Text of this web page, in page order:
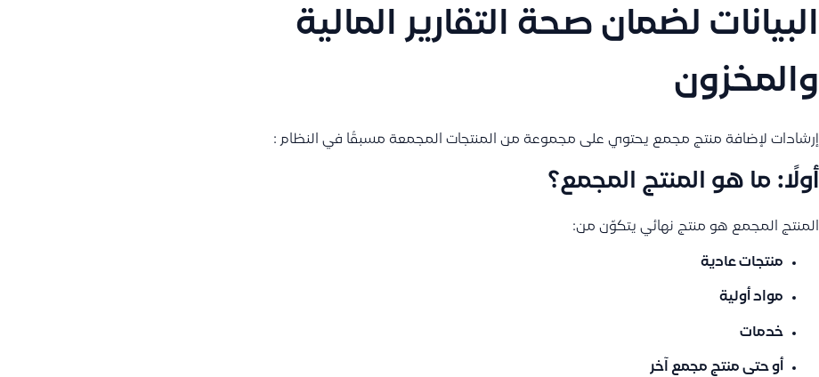
البيانات لضمان صحة التقارير المالية
والمخزون
إرشادات لإضافة منتج مجمع يحتوي على مجموعة من المنتجات المجمعة مسبقًا في النظام :
أولًا: ما هو المنتج المجمع؟
المنتج المجمع هو منتج نهائي يتكوّن من:
منتجات عادية
مواد أولية
خدمات
أو حتى منتج مجمع آخر